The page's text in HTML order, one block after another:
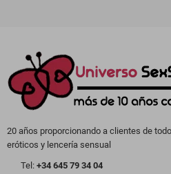
20 años proporcionando a clientes de
eróticos y lencería sensual
Tel: +34 645 79 34 04